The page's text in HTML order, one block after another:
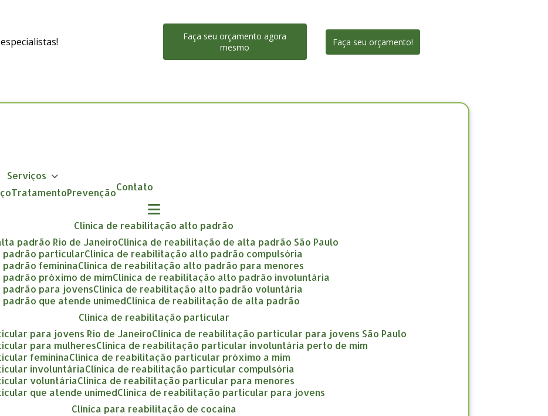
Faça seu orçamento agora
mesmo
Faça seu orçamento!
Serviços
Tratamento Prevenção Contato
clínica de reabilitação alto padrão
padrão Rio de Janeiro clínica de reabilitação de alta padrão São Paulo
padrão particular clínica de reabilitação alto padrão compulsória
padrão feminina clínica de reabilitação alto padrão para menores
próximo de mim clínica de reabilitação alto padrão involuntária
padrão para jovens clínica de reabilitação alto padrão voluntária
que atende unimed clínica de reabilitação de alta padrão
clínica de reabilitação particular
para jovens Rio de Janeiro clínica de reabilitação particular para jovens São Paulo
para mulheres clínica de reabilitação particular involuntária perto de mim
feminina clínica de reabilitação particular próximo a mim
involuntária clínica de reabilitação particular compulsória
voluntária clínica de reabilitação particular para menores
que atende unimed clínica de reabilitação particular para jovens
clínica para reabilitação de cocaína